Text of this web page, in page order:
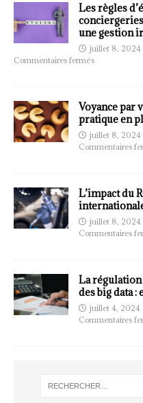
Les règles
une gestion
juillet 8, 2024
Commentaires fermés
Voyance par
pratique en
juillet 8, 2024
Commentaires
L’impact du
juillet 8, 2024
Commentaires
La régulation
des big data
juillet 4, 2024
Commentaires